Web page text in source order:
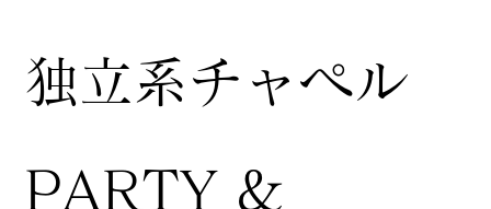
独立系チャペル
PARTY &